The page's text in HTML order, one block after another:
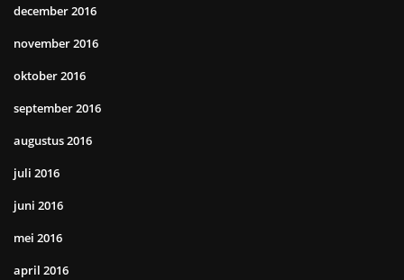
december 2016
november 2016
oktober 2016
september 2016
augustus 2016
juli 2016
juni 2016
mei 2016
april 2016